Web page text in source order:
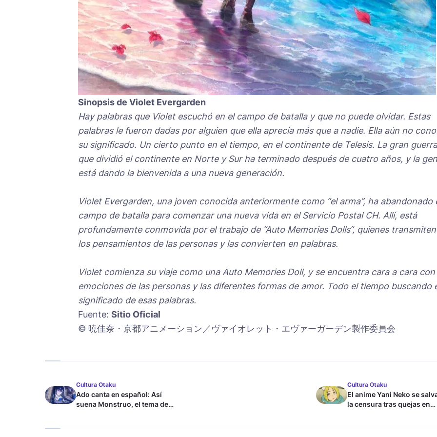
Sinopsis de Violet Evergarden
Hay palabras que Violet escuchó en el campo de batalla y que no puede olvidar. Estas
palabras le fueron dadas por alguien que ella aprecia más que a nadie. Ella aún no
su significado. Un cierto punto en el tiempo, en el continente de Telesis. La gran guerra
que dividió el continente en Norte y Sur ha terminado después de cuatro años, y la
está dando la bienvenida a una nueva generación.
Violet Evergarden, una joven conocida anteriormente como “el arma”, ha abandonado
campo de batalla para comenzar una nueva vida en el Servicio Postal CH. Allí, está
profundamente conmovida por el trabajo de “Auto Memories Dolls“, quienes transmiten
los pensamientos de las personas y las convierten en palabras.
Violet comienza su viaje como una Auto Memories Doll, y se encuentra cara a cara con
emociones de las personas y las diferentes formas de amor. Todo el tiempo buscando
significado de esas palabras.
Fuente: Sitio Oficial
© 暁佳奈・京都アニメーション／ヴァイオレット・エヴァーガーデン製作委員会
Cultura Otaku
Ado canta en español: Así
suena Monstruo, el tema de
Cultura Otaku
El anime Yani Neko se
la censura tras quejas en